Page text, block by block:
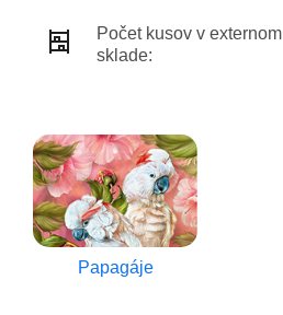
Počet kusov v externom
sklade:
Papagáje